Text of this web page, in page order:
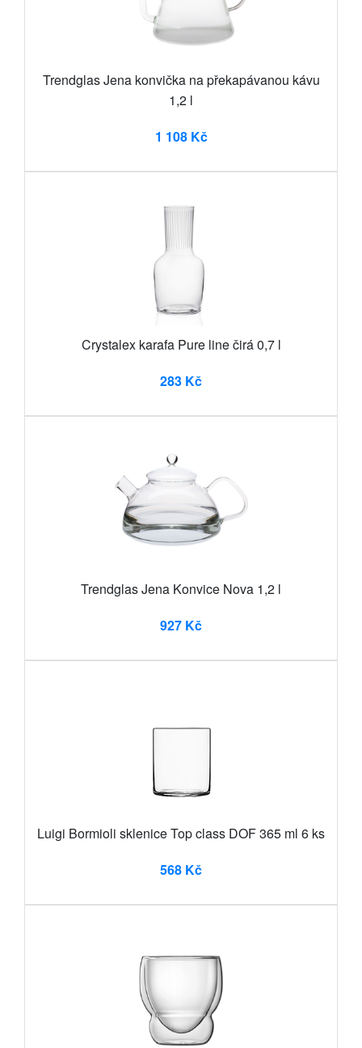
Trendglas Jena konvička na překapávanou kávu
1,2 l
1 108 Kč
Crystalex karafa Pure line čirá 0,7 l
283 Kč
Trendglas Jena Konvice Nova 1,2 l
927 Kč
Luigi Bormioli sklenice Top class DOF 365 ml 6 ks
568 Kč